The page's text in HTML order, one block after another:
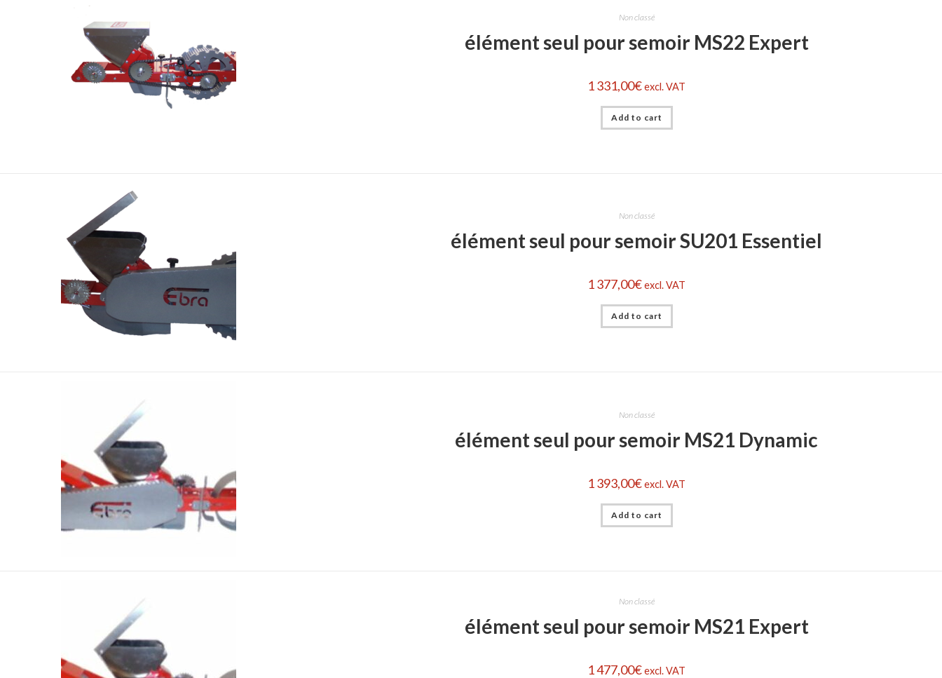
Non classé
élément seul pour semoir MS22 Expert
1 331,00€ excl. VAT
Add to cart
Non classé
élément seul pour semoir SU201 Essentiel
1 377,00€ excl. VAT
Add to cart
Non classé
élément seul pour semoir MS21 Dynamic
1 393,00€ excl. VAT
Add to cart
Non classé
élément seul pour semoir MS21 Expert
1 477,00€ excl. VAT